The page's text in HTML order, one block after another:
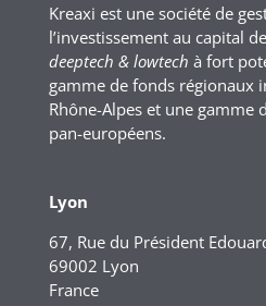
Kreaxi est une société de
l’investissement au capital de
deeptech & lowtech à fort
gamme de fonds régionaux
Rhône-Alpes et une gamme
pan-européens.
Lyon
67, Rue du Président
69002 Lyon
France